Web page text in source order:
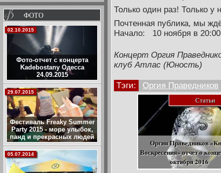
ФОТО
Фото-отчет с концерта
Kadebostany Одесса
24.09.2015
02.10.2015
Фестиваль Freaky Summer
Party 2015 - море улыбок,
панд и прекрасных людей
29.07.2015
05.07.2014
Только один раз! Только у
Почтенная публика, мы
Начало: 10 ноября в 20:00
Концерт Оргия
клуб Атлас (Юность)
Тэги: Оргия Праведников
Статьи
Оргия Праведников
Воскресения» отчет о
октября 2016